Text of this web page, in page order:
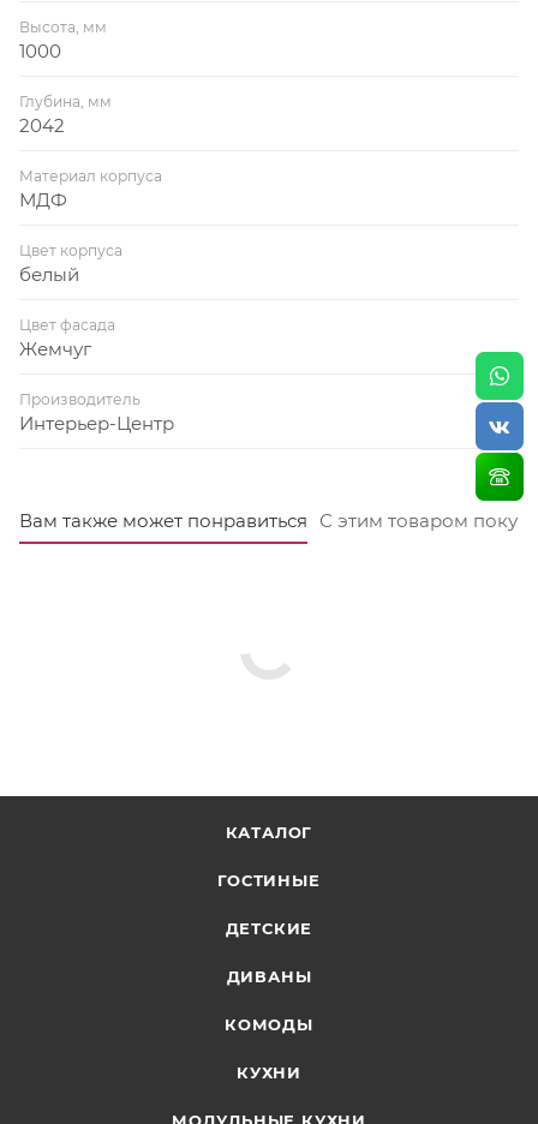
Высота, мм
1000
Глубина, мм
2042
Материал корпуса
МДФ
Цвет корпуса
белый
Цвет фасада
Жемчуг
Производитель
Интерьер-Центр
Вам также может понравиться С этим товаром
КАТАЛОГ
ГОСТИНЫЕ
ДЕТСКИЕ
ДИВАНЫ
КОМОДЫ
КУХНИ